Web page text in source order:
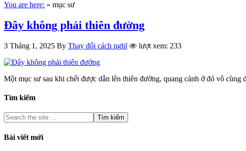
You are here: » mục sư
Đây không phải thiên đường
3 Tháng 1, 2025 By Thay đổi cách nghĩ lượt xem: 233
Một mục sư sau khi chết được dẫn lên thiên đường, quang cảnh ở đó vô
Tìm kiếm
Bài viết mới